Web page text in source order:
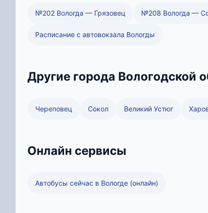
№202 Вологда — Грязовец №208 Вологда —
Расписание с автовокзала Вологды
Другие города Вологодской
Череповец Сокол Великий Устюг
Онлайн сервисы
Автобусы сейчас в Вологде (онлайн)